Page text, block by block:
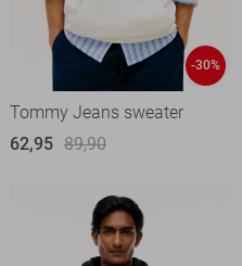
-30%
Tommy Jeans sweater
62,95 89,90